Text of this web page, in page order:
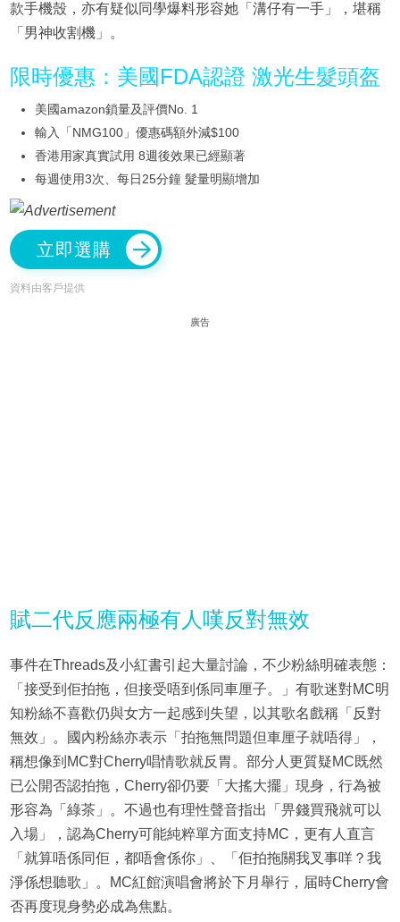
款手機殼，亦有疑似同學爆料形容她「溝仔有一手」，堪稱
「男神收割機」。
限時優惠：美國FDA認證 激光生髮頭盔
美國amazon鎖量及評價No. 1
輸入「NMG100」優惠碼額外減$100
香港用家真實試用 8週後效果已經顯著
每週使用3次、每日25分鐘 髮量明顯增加
立即選購
資料由客戶提供
廣告
賦二代反應兩極有人嘆反對無效
事件在Threads及小紅書引起大量討論，不少粉絲明確表態：
「接受到佢拍拖，但接受唔到係同車厘子。」有歌迷對MC明
知粉絲不喜歡仍與女方一起感到失望，以其歌名戲稱「反對
無效」。國內粉絲亦表示「拍拖無問題但車厘子就唔得」，
稱想像到MC對Cherry唱情歌就反胃。部分人更質疑MC既然
已公開否認拍拖，Cherry卻仍要「大搖大擺」現身，行為被
形容為「綠茶」。不過也有理性聲音指出「畀錢買飛就可以
入場」，認為Cherry可能純粹單方面支持MC，更有人直言
「就算唔係同佢，都唔會係你」、「佢拍拖關我叉事咩？我
淨係想聽歌」。MC紅館演唱會將於下月舉行，届時Cherry會
否再度現身勢必成為焦點。